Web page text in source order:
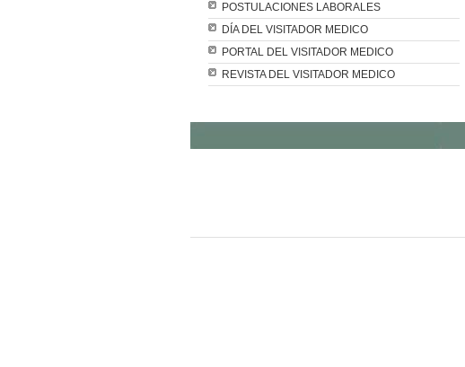
POSTULACIONES LABORALES
DÍA DEL VISITADOR MEDICO
PORTAL DEL VISITADOR MEDICO
REVISTA DEL VISITADOR MEDICO